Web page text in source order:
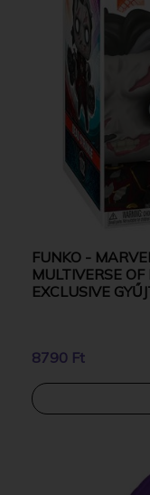
FUNKO -
MULTIVERSE
EXCLUSIVE
8790 Ft